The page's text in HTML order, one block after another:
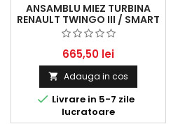
ANSAMBLU MIEZ TURBINA
RENAULT TWINGO III / SMART
FORFOUR / FORTWO 0.9 TCE
(2014 - )
665,50 lei
 Adauga in cos
 Livrare in 5-7 zile
lucratoare